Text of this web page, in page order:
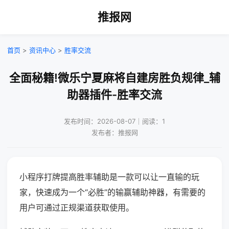
推报网
首页 > 资讯中心 > 胜率交流
全面秘籍!微乐宁夏麻将自建房胜负规律_辅
助器插件-胜率交流
发布时间：2026-08-07｜阅读：1
发布者：推报网
小程序打牌提高胜率辅助是一款可以让一直输的玩
家，快速成为一个“必胜”的输赢辅助神器，有需要的
用户可通过正规渠道获取使用。